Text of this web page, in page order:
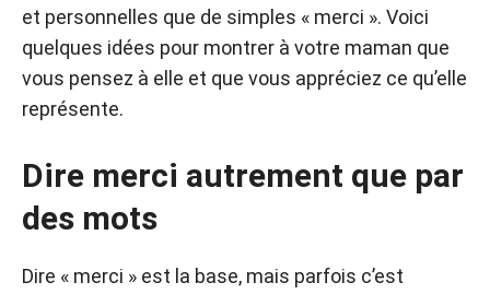
et personnelles que de simples « merci ». Voici
quelques idées pour montrer à votre maman que
vous pensez à elle et que vous appréciez ce qu’elle
représente.
Dire merci autrement que par
des mots
Dire « merci » est la base, mais parfois c’est